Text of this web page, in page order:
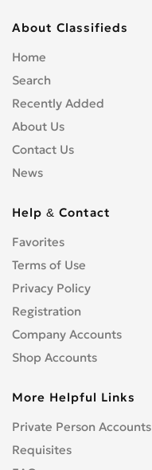
About Classifieds
Home
Search
Recently Added
About Us
Contact Us
News
Help & Contact
Favorites
Terms of Use
Privacy Policy
Registration
Company Accounts
Shop Accounts
More Helpful Links
Private Person Accounts
Requisites